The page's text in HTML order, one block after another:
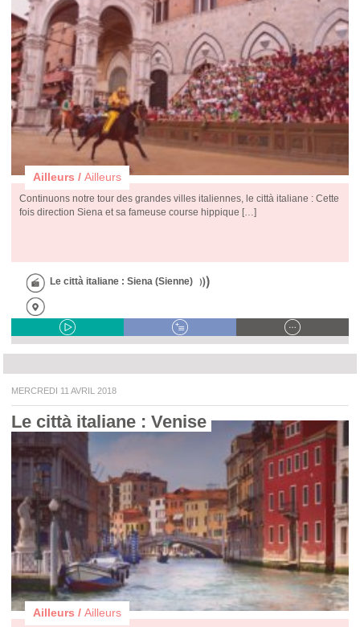
Ailleurs / Ailleurs
Continuons notre tour des grandes villes italiennes, le città italiane : Cette
fois direction Siena et sa fameuse course hippique […]
Le città italiane : Siena (Sienne)
MERCREDI 11 AVRIL 2018
Le città italiane : Venise
Ailleurs / Ailleurs